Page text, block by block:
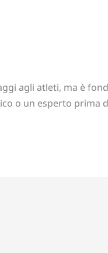
agli atleti, ma è
o un esperto prima